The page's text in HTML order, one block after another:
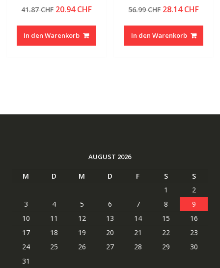
5.00
von 5
41.87CHF Ursprünglicher
war:
41.87 CHF
20.94CHFAktueller
In den Warenkorb
4.50
von 5
56.99CHF Ursprünglicher
war:
56.99 CHF
28.14CHF
In den Warenkorb
AUGUST 2026
M D M D F S
S
1
2
3
4 5 6 7 8
9
10
11 12 13 14 15
16
17
18 19 20 21 22
23
24
25 26 27 28 29
30
31